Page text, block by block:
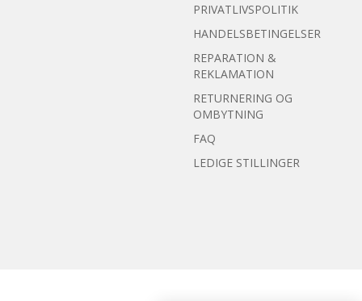
PRIVATLIVSPOLITIK
HANDELSBETINGELSER
REPARATION &
REKLAMATION
RETURNERING OG
OMBYTNING
FAQ
LEDIGE STILLINGER